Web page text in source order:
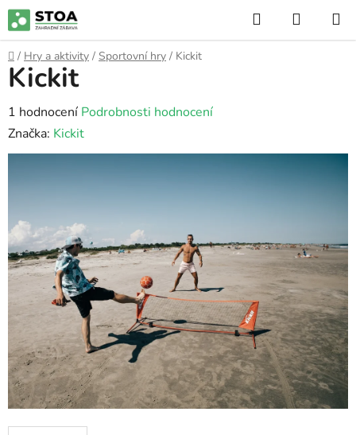
Přejít
na
obsah
Hledat
KOŠÍK
Domů
/ Hry a aktivity / Sportovní hry / Kickit
Kickit
Průměrné
hodnocení
produktu
5
hvězdiček.
1 hodnocení Podrobnosti hodnocení
Značka: Kickit